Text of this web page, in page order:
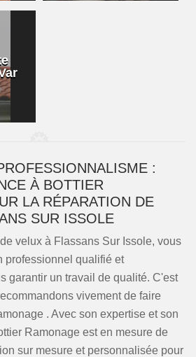
:
À BOTTIER
LA RÉPARATION DE
SUR ISSOLE
velux à Flassans Sur Issole, vous
professionnel qualifié et
garantir un travail de qualité. C'est
vivement de faire
. Avec son expertise et son
Ramonage est en mesure de
sur mesure et personnalisée pour